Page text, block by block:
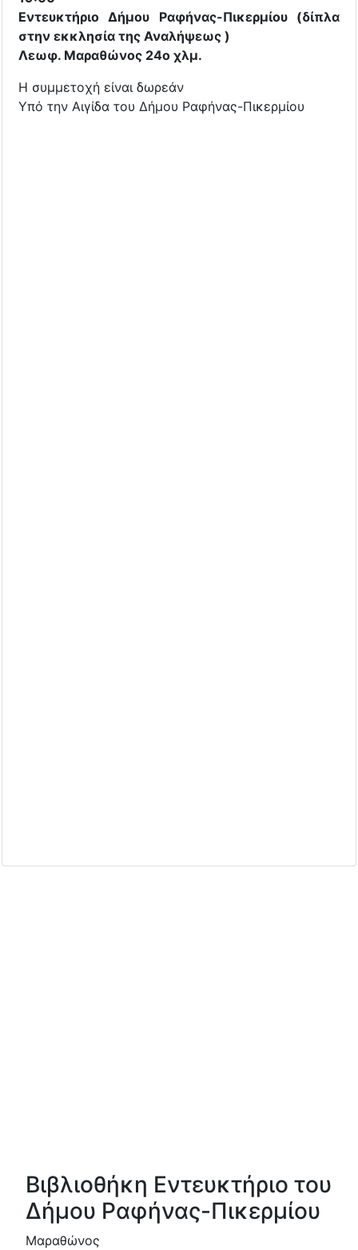
Εντευκτήριο Δήμου Ραφήνας-Πικερμίου (δίπλα
στην εκκλησία της Αναλήψεως )
Λεωφ. Μαραθώνος 24ο χλμ.
Η συμμετοχή είναι δωρεάν
Υπό την Αιγίδα του Δήμου Ραφήνας-Πικερμίου
Βιβλιοθήκη Εντευκτήριο του
Δήμου Ραφήνας-Πικερμίου
Μαραθώνος